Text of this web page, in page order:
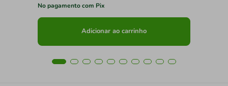
No pagamento com Pix
Adicionar ao carrinho